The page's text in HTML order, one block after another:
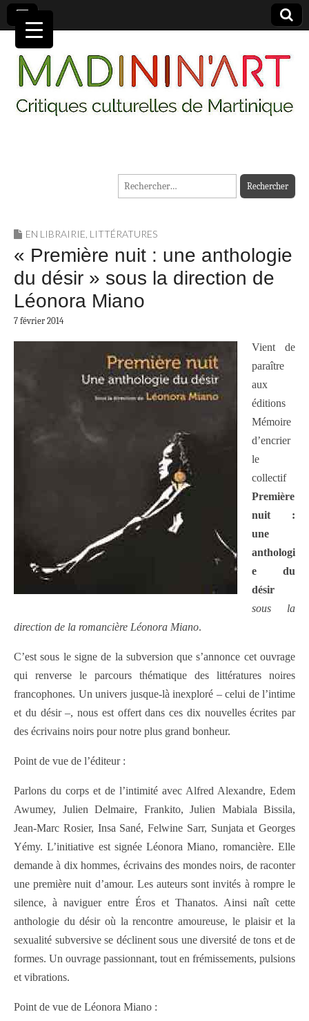
MADININ'ART
Rechercher :
EN LIBRAIRIE, LITTÉRATURES
« Première nuit : une anthologie
du désir » sous la direction de
Léonora Miano
7 février 2014
Vient de
paraître
aux
éditions
Mémoire
d’encrier
le
collectif
Première
nuit :
une
anthologi
e du
désir
sous la
direction de la romancière Léonora Miano.
C’est sous le signe de la subversion que s’annonce cet ouvrage
qui renverse le parcours thématique des littératures noires
francophones. Un univers jusque-là inexploré – celui de l’intime
et du désir –, nous est offert dans ces dix nouvelles écrites par
des écrivains noirs pour notre plus grand bonheur.
Point de vue de l’éditeur :
Parlons du corps et de l’intimité avec Alfred Alexandre, Edem
Awumey, Julien Delmaire, Frankito, Julien Mabiala Bissila,
Jean-Marc Rosier, Insa Sané, Felwine Sarr, Sunjata et Georges
Yémy. L’initiative est signée Léonora Miano, romancière. Elle
demande à dix hommes, écrivains des mondes noirs, de raconter
une première nuit d’amour. Les auteurs sont invités à rompre le
silence, à naviguer entre Éros et Thanatos. Ainsi naît cette
anthologie du désir où la rencontre amoureuse, le plaisir et la
sexualité subversive se déclinent sous une diversité de tons et de
formes. Un ouvrage passionnant, tout en frémissements, pulsions
et vibrations.
Point de vue de Léonora Miano :